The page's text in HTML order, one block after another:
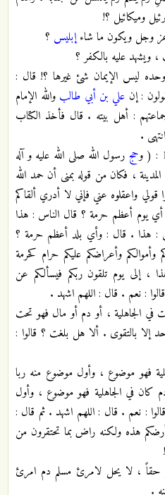
وميكائيل ؟!
عز وجل ويكون ما شاءإبليس ؟
ويشهد عليه بالكفر ؟
ليس الإيمان شئ غيرها ؟! قال :
: إن علي بن أبي طالب والله الإمام
: أهل بيته . قال فأخذ الكتاب
.
حج رسول الله صلى الله عليه و آله
، فكان من قوله بمنى أن حمد الله
قولي واعقلوه عني فإني لا أدري ألقاكم
يوم أعظم حرمة ؟ قال الناس : هذا
: هذا . قال : وأي بلد أعظم حرمة ؟
وأعراضكم عليكم حرام كحرمة
، إلى يوم تلقون ربكم فيسألكم عن
: نعم . قال : اللهم اشهد .
في الجاهلية ، أو دم أو مال فهو تحت
بالتقوى . ألا هل بلغت ؟ قالوا :
فهو موضوع ، وأول موضوع منه ربا
كان في الجاهلية فهو موضوع ، وأول
: نعم . قال : اللهم اشهد . ثم قال :
هذه ولكنه راض بما تحتقرون من
حقاً ، لا يحل لامرئ مسلم دم امرئ